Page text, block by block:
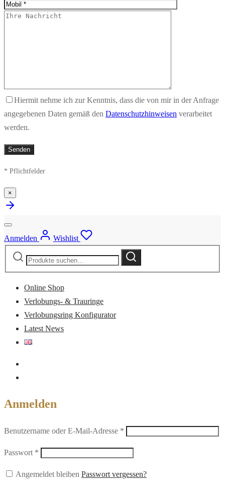
Hiermit nehme ich zur Kenntnis, dass die von mir in der Anfrage
angegebenen Daten gemäß den Datenschutzhinweisen verarbeitet
werden.
* Pflichtfelder
×
Anmelden
Wishlist
Suche
Suche
Online Shop
Verlobungs- & Trauringe
Verlobungsring Konfigurator
Latest News
Anmelden
Benutzername oder E-Mail-Adresse *
Passwort *
Angemeldet bleiben Passwort vergessen?